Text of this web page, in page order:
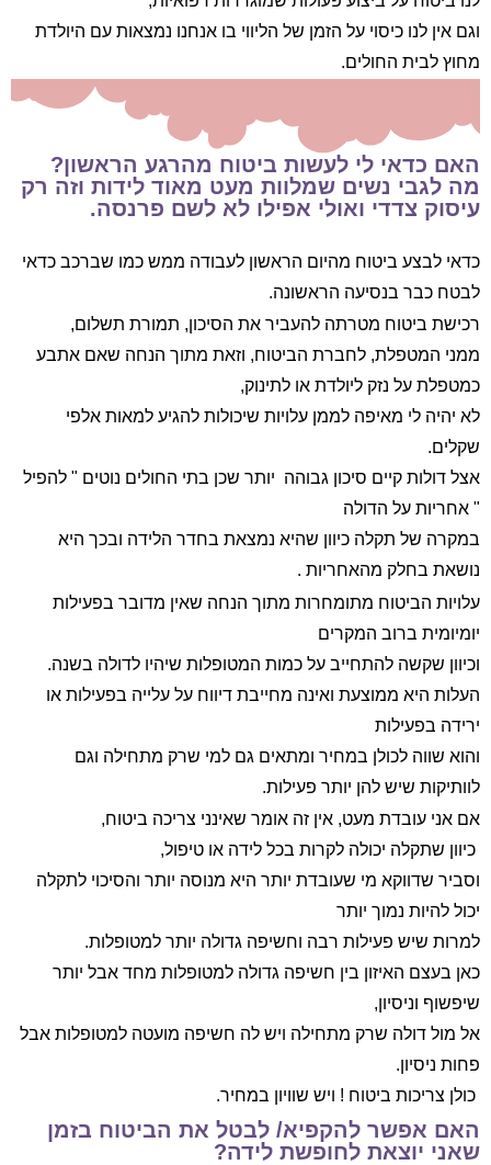
וגם אין לנו כיסוי על הזמן של הליווי בו אנחנו נמצאות עם היולדת
מחוץ לבית החולים.
האם כדאי לי לעשות ביטוח מהרגע הראשון?
מה לגבי נשים שמלוות מעט מאוד לידות וזה רק
עיסוק צדדי ואולי אפילו לא לשם פרנסה.
כדאי לבצע ביטוח מהיום הראשון לעבודה ממש כמו שברכב כדאי
לבטח כבר בנסיעה הראשונה.
רכישת ביטוח מטרתה להעביר את הסיכון, תמורת תשלום,
ממני המטפלת, לחברת הביטוח, וזאת מתוך הנחה שאם אתבע
כמטפלת על נזק ליולדת או לתינוק,
לא יהיה לי מאיפה לממן עלויות שיכולות להגיע למאות אלפי
שקלים.
אצל דולות קיים סיכון גבוהה יותר שכן בתי החולים נוטים " להפיל
" אחריות על הדולה
במקרה של תקלה כיוון שהיא נמצאת בחדר הלידה ובכך היא
נושאת בחלק מהאחריות .
עלויות הביטוח מתומחרות מתוך הנחה שאין מדובר בפעילות
יומיומית ברוב המקרים
וכיוון שקשה להתחייב על כמות המטופלות שיהיו לדולה בשנה.
העלות היא ממוצעת ואינה מחייבת דיווח על עלייה בפעילות או
ירידה בפעילות
והוא שווה לכולן במחיר ומתאים גם למי שרק מתחילה וגם
לוותיקות שיש להן יותר פעילות.
אם אני עובדת מעט, אין זה אומר שאינני צריכה ביטוח,
כיוון שתקלה יכולה לקרות בכל לידה או טיפול,
וסביר שדווקא מי שעובדת יותר היא מנוסה יותר והסיכוי לתקלה
יכול להיות נמוך יותר
למרות שיש פעילות רבה וחשיפה גדולה יותר למטופלות.
כאן בעצם האיזון בין חשיפה גדולה למטופלות מחד אבל יותר
שיפשוף וניסיון,
אל מול דולה שרק מתחילה ויש לה חשיפה מועטה למטופלות אבל
פחות ניסיון.
כולן צריכות ביטוח ! ויש שוויון במחיר.
האם אפשר להקפיא/ לבטל את הביטוח בזמן
שאני יוצאת לחופשת לידה?